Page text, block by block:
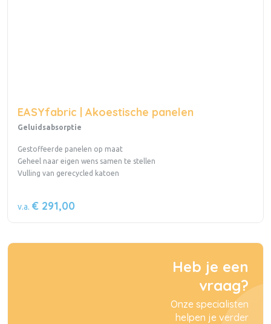
EASYfabric | Akoestische panelen
Geluidsabsorptie
Gestoffeerde panelen op maat
Geheel naar eigen wens samen te stellen
Vulling van gerecycled katoen
v.a. € 291,00
Heb je een
vraag?
Onze specialisten
helpen je verder